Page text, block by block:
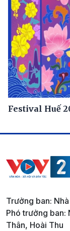
Festival Huế
Trưởng ban:
Phó trưởng ban:
Thân, Hoài Thu